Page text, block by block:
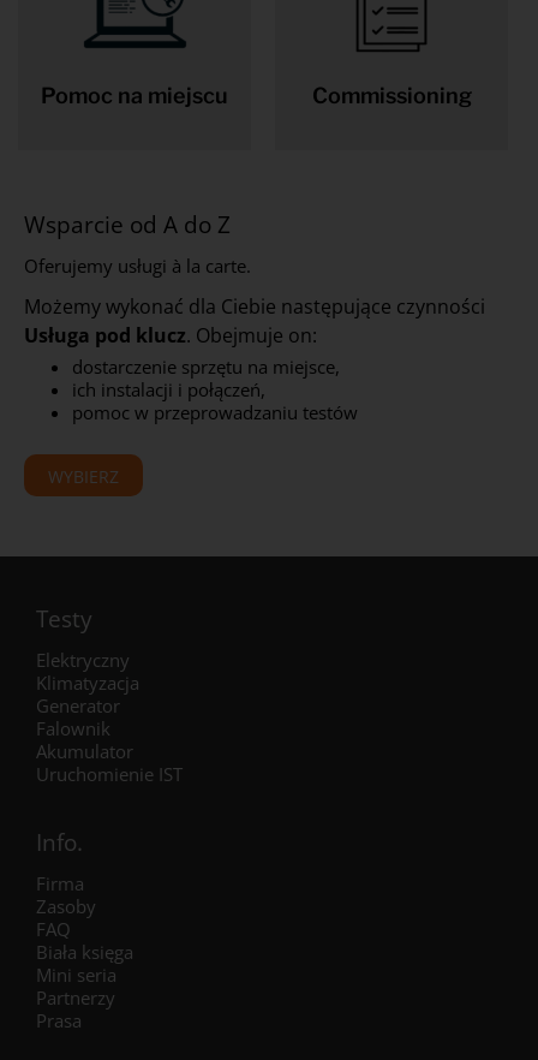
Pomoc na miejscu Commissioning
Wsparcie od A do Z
Oferujemy usługi à la carte.
Możemy wykonać dla Ciebie następujące czynności
Usługa pod klucz. Obejmuje on:
dostarczenie sprzętu na miejsce,
ich instalacji i połączeń,
pomoc w przeprowadzaniu testów
WYBIERZ
Testy
Elektryczny
Klimatyzacja
Generator
Falownik
Akumulator
Uruchomienie IST
Info.
Firma
Zasoby
FAQ
Biała księga
Mini seria
Partnerzy
Prasa